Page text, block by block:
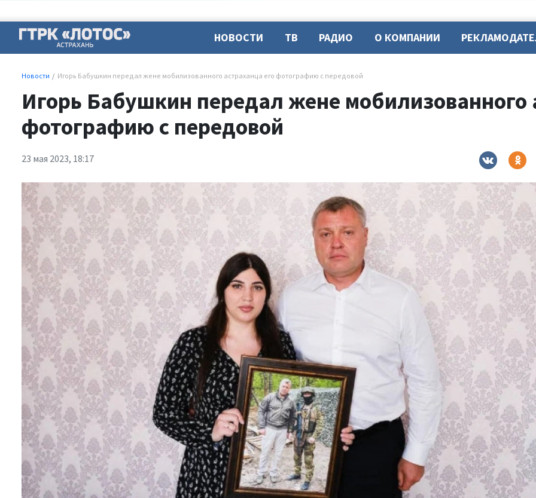
НОВОСТИ ТВ РАДИО О КОМПАНИИ
Новости Игорь Бабушкин передал жене мобилизованного астраханца его фотографию с передовой
Игорь Бабушкин передал жене мобилизованного
фотографию с передовой
23 мая 2023, 18:17